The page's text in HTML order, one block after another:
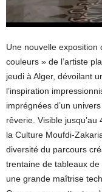
Une nouvelle exposition
couleurs » de l’artiste
jeudi à Alger, dévoilant
l’inspiration
imprégnées d’un
rêverie. Visible
la Culture Moufdi-
diversité du parcours
trentaine de tableaux de
une grande maîtrise